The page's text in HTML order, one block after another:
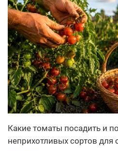
Какие томаты посадить и
неприхотливых сортов для